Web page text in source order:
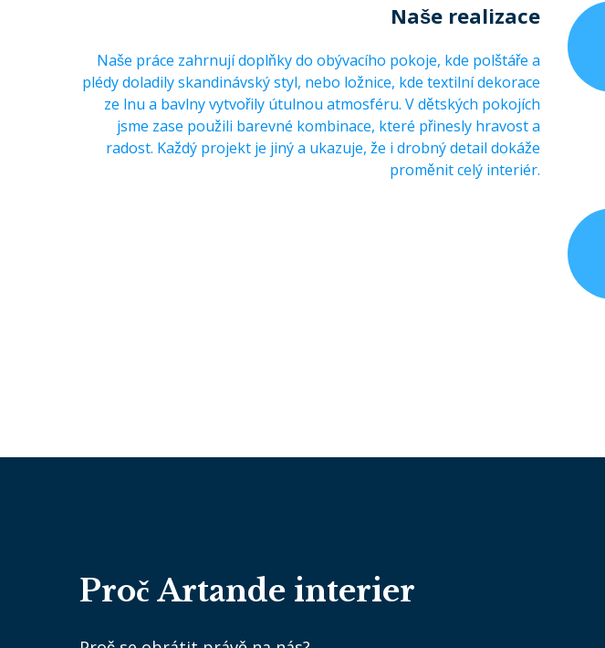
Naše realizace
Naše práce zahrnují doplňky do obývacího pokoje, kde polštáře a
plédy doladily skandinávský styl, nebo ložnice, kde textilní dekorace
ze lnu a bavlny vytvořily útulnou atmosféru. V dětských pokojích
jsme zase použili barevné kombinace, které přinesly hravost a
radost. Každý projekt je jiný a ukazuje, že i drobný detail dokáže
proměnit celý interiér.
Proč Artande interier